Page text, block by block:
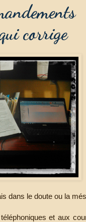
corrige
dans le doute ou la
et aux